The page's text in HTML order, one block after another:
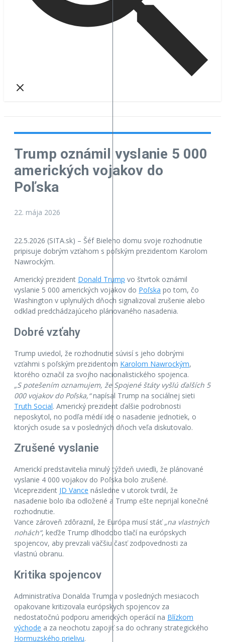
Trump oznámil vyslanie 5 000
amerických vojakov do
Poľska
22. mája 2026
22.5.2026 (SITA.sk) – Šéf Bieleho domu svoje rozhodnutie
pripisuje dobrým vzťahom s poľským prezidentom Karolom
Nawrockým.
Americký prezident Donald Trump vo štvrtok oznámil
vyslanie 5 000 amerických vojakov do Poľska po tom, čo
Washington v uplynulých dňoch signalizoval zrušenie alebo
odklad predchádzajúceho plánovaného nasadenia.
Dobré vzťahy
Trump uviedol, že rozhodnutie súvisí s jeho dobrými
vzťahmi s poľským prezidentom Karolom Nawrockým,
ktorého označil za svojho nacionalistického spojenca.
„S potešením oznamujem, že Spojené štáty vyšlú ďalších 5
000 vojakov do Poľska,“napísal Trump na sociálnej sieti
Truth Social. Americký prezident ďalšie podrobnosti
neposkytol, no podľa médií ide o nasadenie jednotiek, o
ktorých osude sa v posledných dňoch veľa diskutovalo.
Zrušené vyslanie
Americkí predstavitelia minulý týždeň uviedli, že plánované
vyslanie 4 000 vojakov do Poľska bolo zrušené.
Viceprezident JD Vance následne v utorok tvrdil, že
nasadenie bolo iba odložené a Trump ešte neprijal konečné
rozhodnutie.
Vance zároveň zdôraznil, že Európa musí stáť„na vlastných
nohách“, keďže Trump dlhodobo tlačí na európskych
spojencov, aby prevzali väčšiu časť zodpovednosti za
vlastnú obranu.
Kritika spojencov
Administratíva Donalda Trumpa v posledných mesiacoch
opakovane kritizovala európskych spojencov za
nedostatočnú podporu amerických operácií na Blízkom
východe a za neochotu zapojiť sa do ochrany strategického
Hormuzského prielivu.